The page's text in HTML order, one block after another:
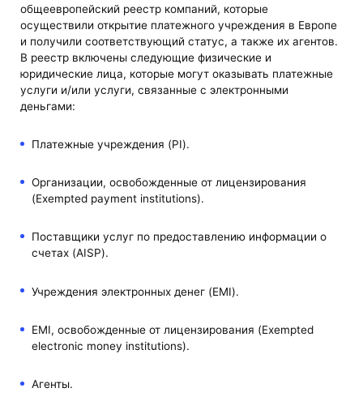
общеевропейский реестр компаний, которые
осуществили открытие платежного учреждения в Европе
и получили соответствующий статус, а также их агентов.
В реестр включены следующие физические и
юридические лица, которые могут оказывать платежные
услуги и/или услуги, связанные с электронными
деньгами:
Платежные учреждения (PI).
Организации, освобожденные от лицензирования
(Exempted payment institutions).
Поставщики услуг по предоставлению информации о
счетах (AISP).
Учреждения электронных денег (EMI).
EMI, освобожденные от лицензирования (Exempted
electronic money institutions).
Агенты.